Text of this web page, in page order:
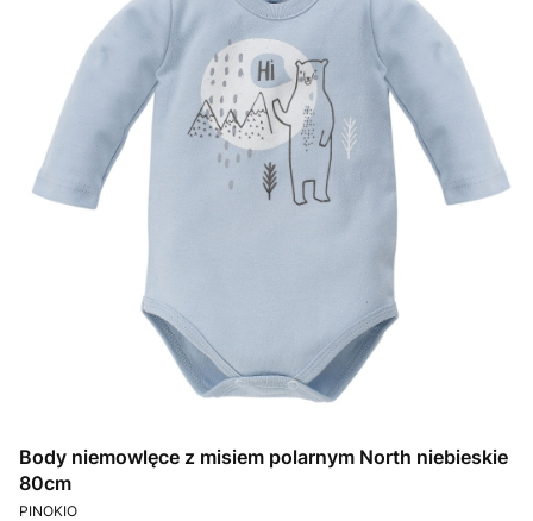
Body niemowlęce z misiem polarnym North niebieskie
80cm
PRODUCENT
PINOKIO